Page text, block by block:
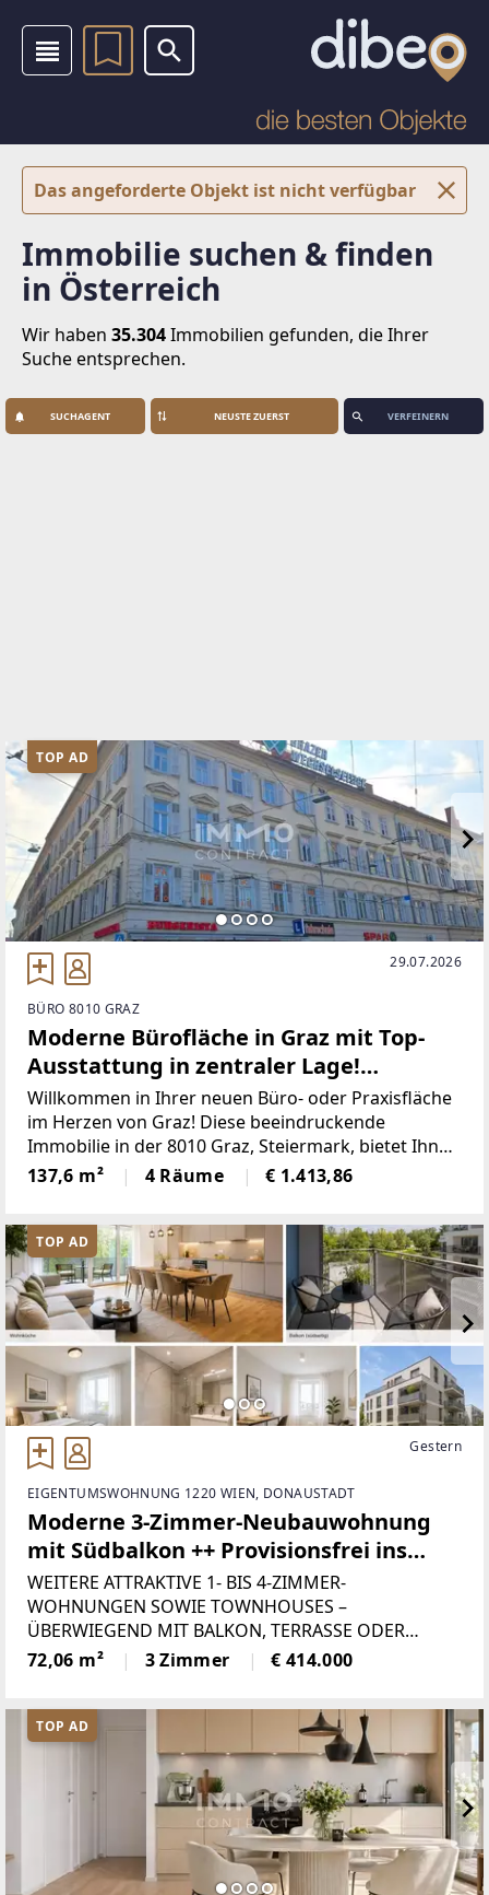
Das angeforderte Objekt ist nicht verfügbar
Immobilie suchen & finden
in Österreich
Wir haben 35.304Immobilien gefunden, die Ihrer
Suche entsprechen.
SUCHAGENT VERFEINERN
TOP AD
29.07.2026
BÜRO 8010 GRAZ
Moderne Bürofläche in Graz mit Top-
Ausstattung in zentraler Lage!
Radetzkystraße 1
Willkommen in Ihrer neuen Büro- oder Praxisfläche
im Herzen von Graz! Diese beeindruckende
Immobilie in der 8010 Graz, Steiermark, bietet Ihnen
nicht nur eine erstklassige Lage, sondern auch alle
Annehmlichkeiten, die Sie für Ihr erfolgreiches
Arbeiten
137,6 m² 4 Räume € 1.413,86
TOP AD
Gestern
EIGENTUMSWOHNUNG 1220 WIEN, DONAUSTADT
Moderne 3-Zimmer-Neubauwohnung
mit Südbalkon ++ Provisionsfrei ins
Eigenheim
WEITERE ATTRAKTIVE 1- BIS 4-ZIMMER-
WOHNUNGEN SOWIE TOWNHOUSES –
ÜBERWIEGEND MIT BALKON, TERRASSE ODER
EIGENGARTEN – EBENFALLS PROVISIONSFREI
VERFÜGBAR.In einer der beliebtesten Wohnlagen
des 22. Wiener Gemeindebezirks erwartet Sie diese
hochwertige
72,06 m² 3 Zimmer € 414.000
TOP AD